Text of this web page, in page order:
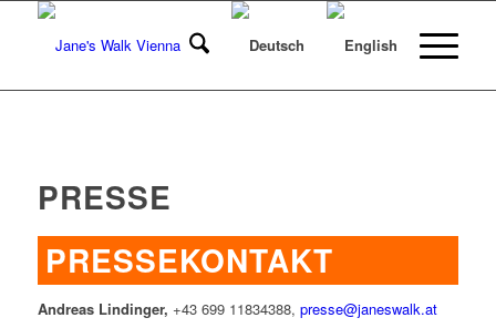
PRESSE
PRESSEKONTAKT
Andreas Lindinger, +43 699 11834388, presse@janeswalk.at